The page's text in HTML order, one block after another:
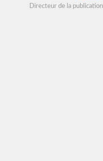
Directeur de la